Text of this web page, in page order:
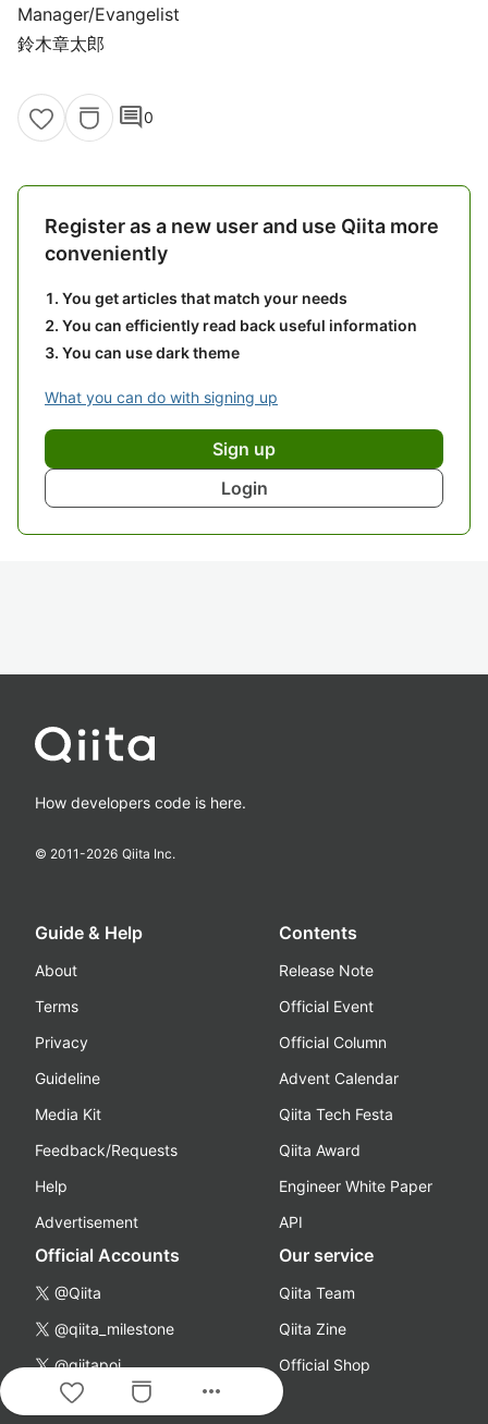
Manager/Evangelist
鈴木章太郎
comment0
Register as a new user and use Qiita more
conveniently
You get articles that match your needs
You can efficiently read back useful information
You can use dark theme
What you can do with signing up
Sign up
Login
more_horiz
How developers code is here.
© 2011-2026 Qiita Inc.
Guide & Help
About
Terms
Privacy
Guideline
Media Kit
Feedback/Requests
Help
Advertisement
Contents
Release Note
Official Event
Official Column
Advent Calendar
Qiita Tech Festa
Qiita Award
Engineer White Paper
API
Official Accounts
@Qiita
@qiita_milestone
@qiitapoi
Facebook
Our service
Qiita Team
Qiita Zine
Official Shop